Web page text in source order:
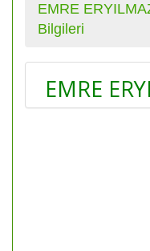
EMRE
Bilgileri
EMRE